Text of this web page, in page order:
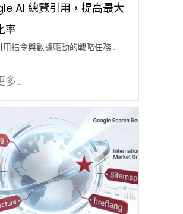
AI 總覽引用，提高最大
率
用指令與數據驅動的戰略任務 …
多...